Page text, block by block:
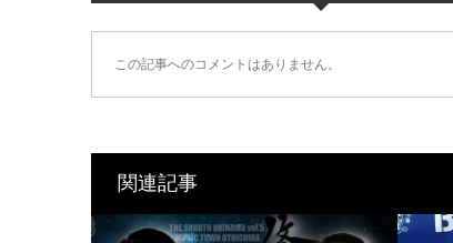
この記事へのコメントはありません。
関連記事